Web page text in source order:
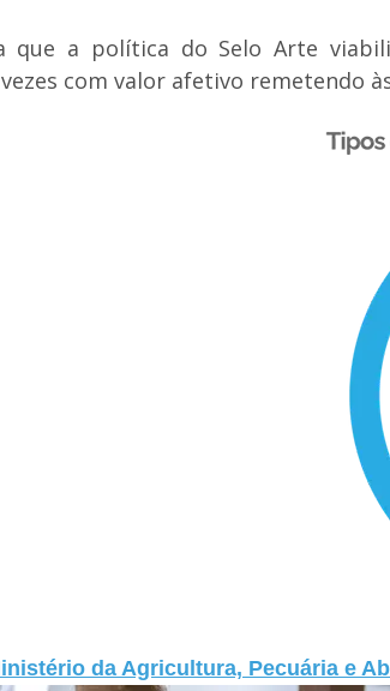
que a política do Selo Arte
com valor afetivo remetendo
da Agricultura, Pecuária e